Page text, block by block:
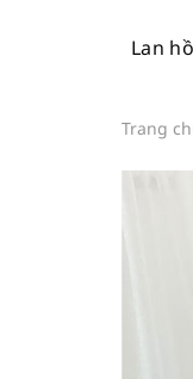
Lan
Trang